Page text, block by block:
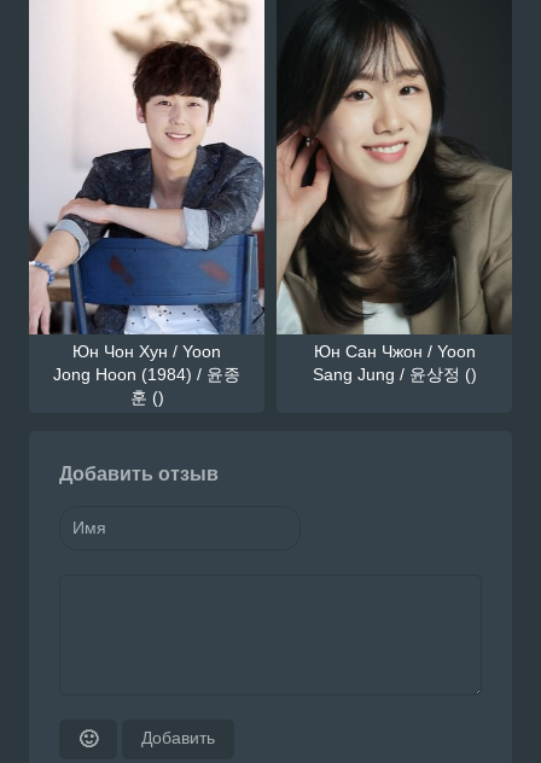
Юн Чон Хун / Yoon
Jong Hoon (1984) / 윤종
훈 ()
Юн Сан Чжон / Yoon
Sang Jung / 윤상정 ()
Добавить отзыв
🙂 Добавить